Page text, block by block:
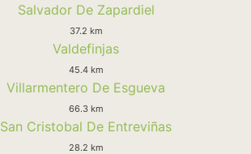
Salvador De Zapardiel
37.2 km
Valdefinjas
45.4 km
Villarmentero De Esgueva
66.3 km
San Cristobal De Entreviñas
28.2 km